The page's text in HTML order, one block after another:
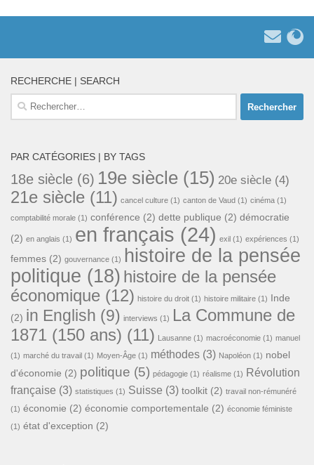
RECHERCHE | SEARCH
Rechercher :
PAR CATÉGORIES | BY TAGS
18e siècle (6) 19e siècle (15) 20e siècle (4)
21e siècle (11) cancel culture (1) canton de Vaud (1) cinéma (1)
comptabilité morale (1) conférence (2) dette publique (2) démocratie
(2) en anglais (1) en français (24) exil (1) expériences (1)
femmes (2) gouvernance (1) histoire de la pensée
politique (18) histoire de la pensée
économique (12) histoire du droit (1) histoire militaire (1)
Inde
(2) in English (9) interviews (1) La Commune de
1871 (150 ans) (11) Lausanne (1) macroéconomie (1) manuel
(1) marché du travail (1) Moyen-Âge (1) méthodes (3) Napoléon (1) nobel
d'économie (2) politique (5) pédagogie (1) réalisme (1)
Révolution
française (3) statistiques (1) Suisse (3) toolkit (2) travail non-rémunéré
(1) économie (2) économie comportementale (2) économie féministe
(1) état d'exception (2)